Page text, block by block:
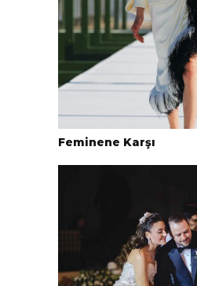
Feminene Karşı